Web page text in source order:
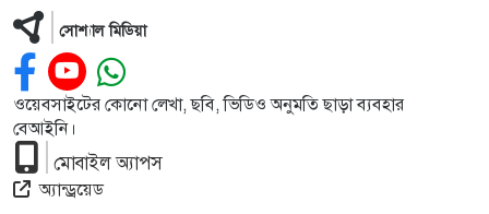
সোশ্যাল মিডিয়া
ওয়েবসাইটের কোনো লেখা, ছবি, ভিডিও অনুমতি ছাড়া ব্যবহার
বেআইনি।
মোবাইল অ্যাপস
অ্যান্ড্রয়েড